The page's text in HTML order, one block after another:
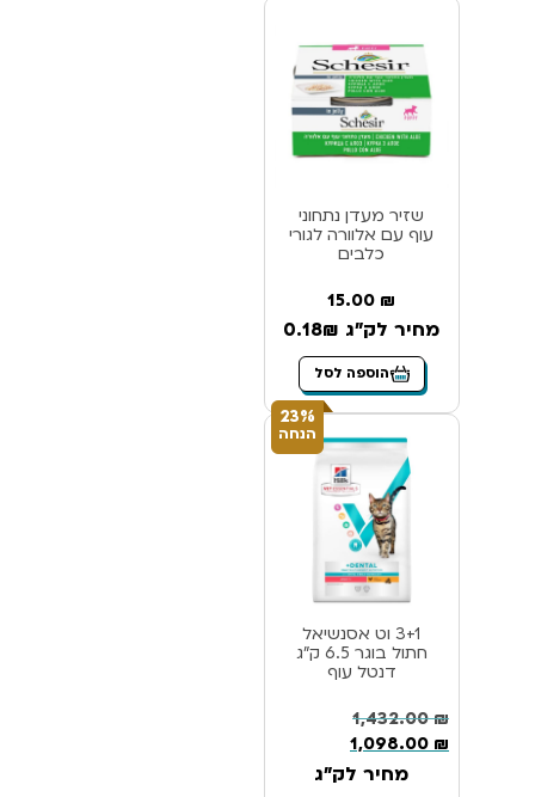
שזיר מעדן נתחוני
עוף עם אלוורה לגורי
כלבים
15.00 ₪
מחיר לק"ג 0.18₪
הוספה לסל
23%
הנחה
3+1 וט אסנשיאל
חתול בוגר 6.5 ק”ג
דנטל עוף
1,432.00₪
1,098.00 ₪
מחיר לק"ג